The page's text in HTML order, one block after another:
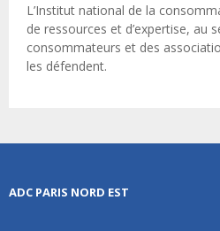
L’Institut national de la
de ressources et d’expertise, au
consommateurs et des
les défendent.
ADC PARIS NORD EST